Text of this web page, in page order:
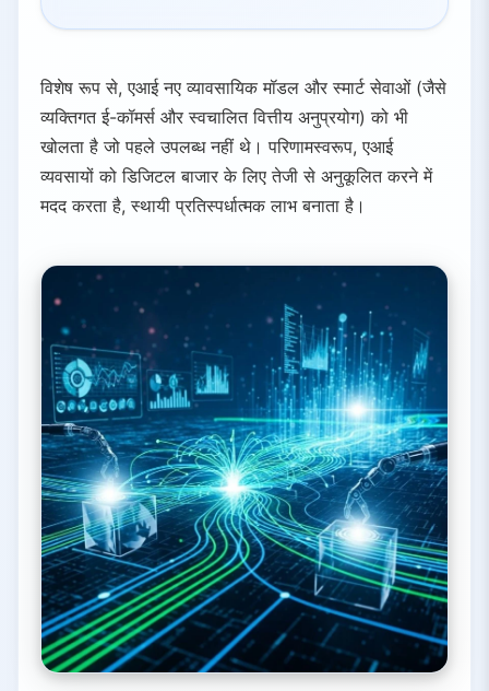
विशेष रूप से, एआई नए व्यावसायिक मॉडल और स्मार्ट सेवाओं (जैसे
व्यक्तिगत ई-कॉमर्स और स्वचालित वित्तीय अनुप्रयोग) को भी
खोलता है जो पहले उपलब्ध नहीं थे। परिणामस्वरूप, एआई
व्यवसायों को डिजिटल बाजार के लिए तेजी से अनुकूलित करने में
मदद करता है, स्थायी प्रतिस्पर्धात्मक लाभ बनाता है।